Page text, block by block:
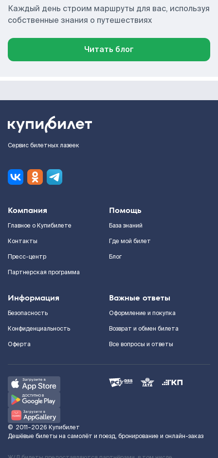
Каждый день строим маршруты для вас, используя
собственные знания о путешествиях
Читать блог
Сервис билетных лазеек
Компания
Главное о Купибилете
Контакты
Пресс-центр
Партнерская программа
Помощь
База знаний
Где мой билет
Блог
Информация
Безопасность
Конфиденциальность
Оферта
Важные ответы
Оформление и покупка
Возврат и обмен билета
Все вопросы и ответы
© 2011–2026 Купибилет
Дешёвые билеты на самолёт и поезд, бронирование и онлайн-заказ